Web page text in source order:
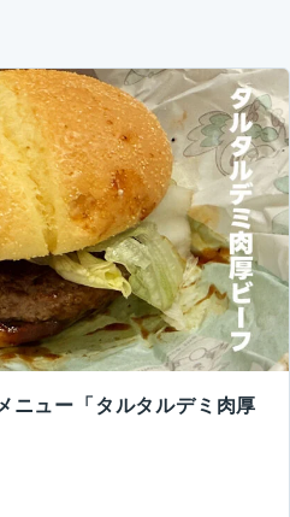
ニュー「タルタルデミ肉厚